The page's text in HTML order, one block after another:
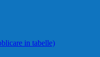
in tabelle)